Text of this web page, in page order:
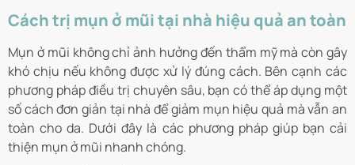
Cách trị mụn ở mũi tại nhà hiệu quả an toàn
Mụn ở mũi không chỉ ảnh hưởng đến thẩm mỹ mà còn gây
khó chịu nếu không được xử lý đúng cách. Bên cạnh các
phương pháp điều trị chuyên sâu, bạn có thể áp dụng một
số cách đơn giản tại nhà để giảm mụn hiệu quả mà vẫn an
toàn cho da. Dưới đây là các phương pháp giúp bạn cải
thiện mụn ở mũi nhanh chóng.